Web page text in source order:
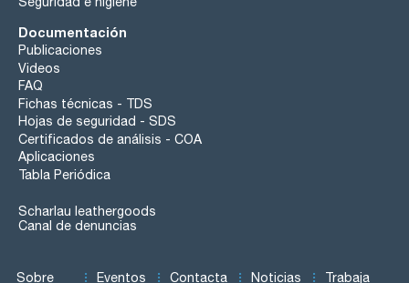
Documentación
Publicaciones
Videos
FAQ
Fichas técnicas - TDS
Hojas de seguridad - SDS
Certificados de análisis - COA
Aplicaciones
Tabla Periódica
Scharlau leathergoods
Canal de denuncias
Sobre Eventos Contacta Noticias Trabaja